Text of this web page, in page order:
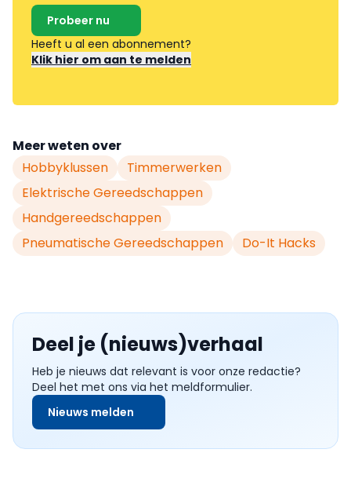
Probeer nu
Heeft u al een abonnement?
Klik hier om aan te melden
Meer weten over
Hobbyklussen
Timmerwerken
Elektrische Gereedschappen
Handgereedschappen
Pneumatische Gereedschappen
Do-It Hacks
Deel je (nieuws)verhaal
Heb je nieuws dat relevant is voor onze redactie?
Deel het met ons via het meldformulier.
Nieuws melden